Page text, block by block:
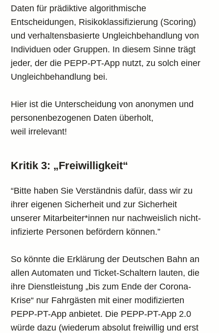
Daten für prädiktive algorithmische
Entscheidungen, Risikoklassifizierung (Scoring)
und verhaltensbasierte Ungleichbehandlung von
Individuen oder Gruppen. In diesem Sinne trägt
jeder, der die PEPP-PT-App nutzt, zu solch einer
Ungleichbehandlung bei.
Hier ist die Unterscheidung von anonymen und
personenbezogenen Daten überholt,
weil irrelevant!
Kritik 3: „Freiwilligkeit“
“Bitte haben Sie Verständnis dafür, dass wir zu
ihrer eigenen Sicherheit und zur Sicherheit
unserer Mitarbeiter*innen nur nachweislich nicht-
infizierte Personen befördern können.”
So könnte die Erklärung der Deutschen Bahn an
allen Automaten und Ticket-Schaltern lauten, die
ihre Dienstleistung „bis zum Ende der Corona-
Krise“ nur Fahrgästen mit einer modifizierten
PEPP-PT-App anbietet. Die PEPP-PT-App 2.0
würde dazu (wiederum absolut freiwillig und erst